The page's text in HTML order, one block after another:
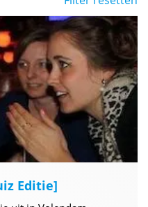
Editie]